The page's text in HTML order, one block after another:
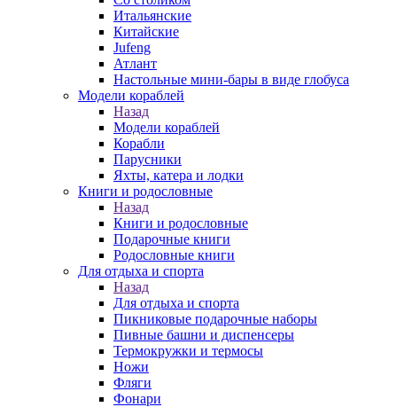
Итальянские
Китайские
Jufeng
Атлант
Настольные мини-бары в виде глобуса
Модели кораблей
Назад
Модели кораблей
Корабли
Парусники
Яхты, катера и лодки
Книги и родословные
Назад
Книги и родословные
Подарочные книги
Родословные книги
Для отдыха и спорта
Назад
Для отдыха и спорта
Пикниковые подарочные наборы
Пивные башни и диспенсеры
Термокружки и термосы
Ножи
Фляги
Фонари